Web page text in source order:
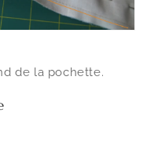
de la pochette.